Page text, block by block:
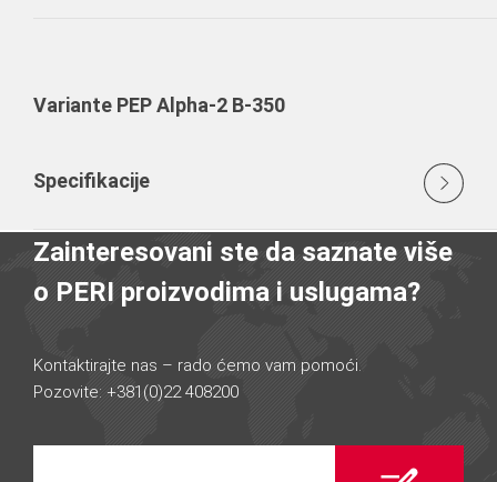
Variante PEP Alpha-2 B-350
Specifikacije
Zainteresovani ste da saznate više
o PERI proizvodima i uslugama?
Kontaktirajte nas – rado ćemo vam pomoći.
Pozovite: +381(0)22 408200